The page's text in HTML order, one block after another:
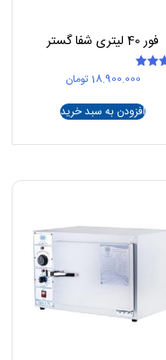
فور 40 لیتری شفا گستر
18.900.000 تومان
افزودن به سبد خرید